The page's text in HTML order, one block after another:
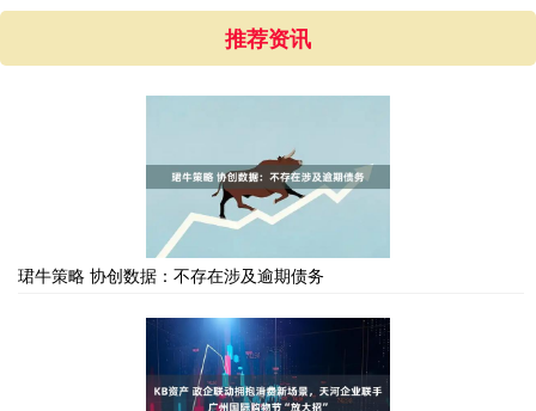
推荐资讯
珺牛策略 协创数据：不存在涉及逾期债务